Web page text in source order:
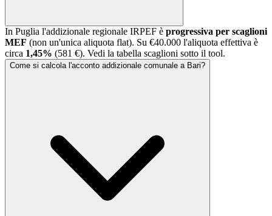
In Puglia l'addizionale regionale IRPEF è progressiva per scaglioni
MEF (non un'unica aliquota flat). Su €40.000 l'aliquota effettiva è
circa 1,45% (581 €). Vedi la tabella scaglioni sotto il tool.
Come si calcola l'acconto addizionale comunale a Bari?